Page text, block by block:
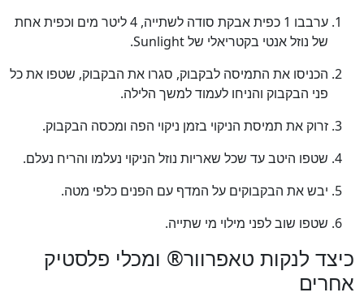
ערבבו 1 כפית אבקת סודה לשתייה, 4 ליטר מים וכפית אחת
של נוזלאנטי בקטריאלי של Sunlight.
הכניסו את התמיסה לבקבוק, סגרו את הבקבוק, שטפו את כל
פני הבקבוק והניחו לעמוד למשך הלילה.
זרוק את תמיסת הניקוי בזמן ניקוי הפה ומכסה הבקבוק.
שטפו היטב עד שכל שאריות נוזל הניקוי נעלמו והריח נעלם.
יבש את הבקבוקים על המדף עם הפנים כלפי מטה.
שטפו שוב לפני מילוי מי שתייה.
כיצד לנקות טאפרוור® ומכלי פלסטיק
אחרים